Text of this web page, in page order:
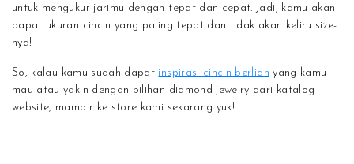
untuk mengukur jarimu dengan tepat dan cepat. Jadi, kamu akan
dapat ukuran cincin yang paling tepat dan tidak akan keliru size-
nya!
So, kalau kamu sudah dapat inspirasi cincin berlian yang kamu
mau atau yakin dengan pilihan diamond jewelry dari katalog
website, mampir ke store kami sekarang yuk!